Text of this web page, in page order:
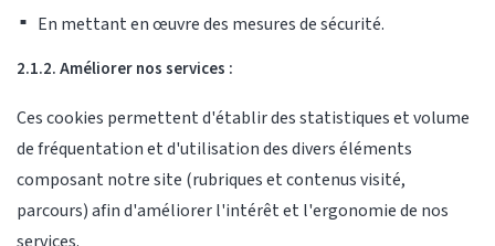
En mettant en œuvre des mesures de sécurité.
2.1.2. Améliorer nos services :
Ces cookies permettent d'établir des statistiques et volume
de fréquentation et d'utilisation des divers éléments
composant notre site (rubriques et contenus visité,
parcours) afin d'améliorer l'intérêt et l'ergonomie de nos